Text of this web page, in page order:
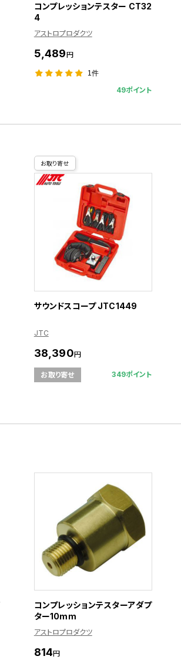
コンプレッションテスター CT32
4
アストロプロダクツ
5,489円
1件
49ポイント
お取り寄せ
サウンドスコープ JTC1449
JTC
38,390円
お取り寄せ 349ポイント
コンプレッションテスターアダプ
ター10mm
アストロプロダクツ
814円